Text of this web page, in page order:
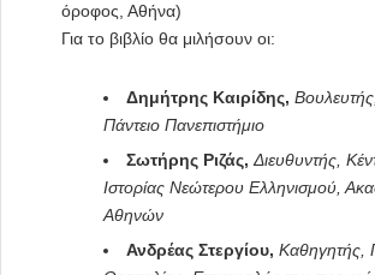
όροφος, Αθήνα)
Για το βιβλίο θα μιλήσουν οι:
Δημήτρης Καιρίδης,
Πάντειο Πανεπιστήμιο
Σωτήρης Ριζάς, Διευθυντής,
Ιστορίας Νεώτερου Ελληνισμού,
Αθηνών
Ανδρέας Στεργίου, Καθηγητής,